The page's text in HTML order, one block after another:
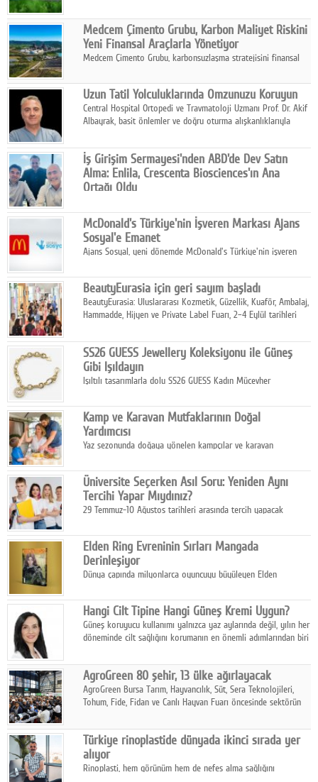
sahipliğinde gerçekleştirilecek.
Medcem Çimento Grubu, Karbon Maliyet Riskini
Yeni Finansal Araçlarla Yönetiyor
Medcem Çimento Grubu, karbonsuzlaşma stratejisini finansal
Uzun Tatil Yolculuklarında Omzunuzu Koruyun
Central Hospital Ortopedi ve Travmatoloji Uzmanı Prof. Dr. Akif
Albayrak, basit önlemler ve doğru oturma alışkanlıklarıyla
İş Girişim Sermayesi'nden ABD'de Dev Satın
Alma: Enlila, Crescenta Biosciences'ın Ana
Ortağı Oldu
stratejisini uluslararası ölçeğe taşıyan satın alma hamlesini
tamamladı.
McDonald's Türkiye'nin İşveren Markası Ajans
Sosyal'e Emanet
Ajans Sosyal, yeni dönemde McDonald's Türkiye'nin işveren
BeautyEurasia için geri sayım başladı
BeautyEurasia: Uluslararası Kozmetik, Güzellik, Kuaför, Ambalaj,
Hammadde, Hijyen ve Private Label Fuarı, 2–4 Eylül tarihleri
SS26 GUESS Jewellery Koleksiyonu ile Güneş
Gibi Işıldayın
Işıltılı tasarımlarla dolu SS26 GUESS Kadın Mücevher
dokunuşunu taşıyor.
Kamp ve Karavan Mutfaklarının Doğal
Yardımcısı
Yaz sezonunda doğaya yönelen kampçılar ve karavan
temizlik sağlayan, çevreye duyarlı bitkisel içerikli ürünleri tercih
ediyor.
Üniversite Seçerken Asıl Soru: Yeniden Aynı
Tercihi Yapar Mıydınız?
29 Temmuz-10 Ağustos tarihleri arasında tercih yapacak
Elden Ring Evreninin Sırları Mangada
Derinleşiyor
Dünya çapında milyonlarca oyuncuyu büyüleyen Elden
aksiyonu ve karanlık fantastik atmosferi bir araya getirmeyi
sürdürüyor.
Hangi Cilt Tipine Hangi Güneş Kremi Uygun?
Güneş koruyucu kullanımı yalnızca yaz aylarında değil, yılın her
döneminde cilt sağlığını korumanın en önemli adımlarından biri
AgroGreen 80 şehir, 13 ülke ağırlayacak
AgroGreen Bursa Tarım, Hayvancılık, Süt, Sera Teknolojileri,
Tohum, Fide, Fidan ve Canlı Hayvan Fuarı öncesinde sektörün
Türkiye rinoplastide dünyada ikinci sırada yer
alıyor
Rinoplasti, hem görünüm hem de nefes alma sağlığını